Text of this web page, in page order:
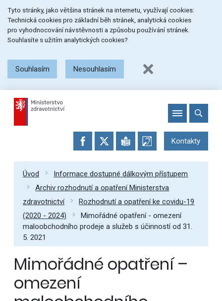
na
menu
na
obsah
na
patičku
stránky
Tyto stránky, jako většina stránek na internetu, využívají cookies:
Technická cookies pro základní běh stránek, analytická cookies
pro vyhodnocování návstěvnosti a způsobu používání stránek.
Souhlasíte s užitím analytických cookies?
Souhlasím Nesouhlasím
Kontakty
Úvod
Informace dostupné dálkovým přístupem
Archiv rozhodnutí a opatření Ministerstva
zdravotnictví
Rozhodnutí a opatření ke covidu-19
(2020 - 2024)
Mimořádné opatření - omezení
maloobchodního prodeje a služeb s účinností od 31.
5. 2021
Mimořádné opatření –
omezení